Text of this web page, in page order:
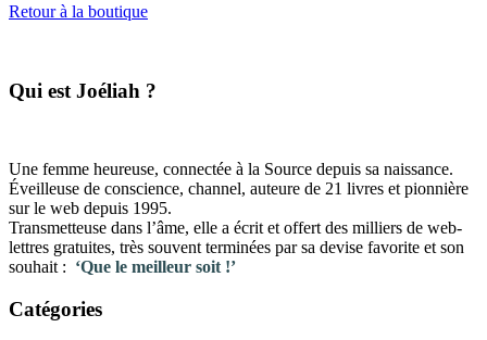
Retour à la boutique
​Qui est Joéliah ?
Une femme heureuse, connectée à la Source depuis sa naissance.
Éveilleuse de conscience, channel, auteure de 21 livres et pionnière
sur le web depuis 1995.
Transmetteuse dans l’âme, elle a écrit et offert des milliers de web-
lettres gratuites, très souvent terminées par sa devise favorite et son
souhait : ‘Que le meilleur soit !’
Catégories